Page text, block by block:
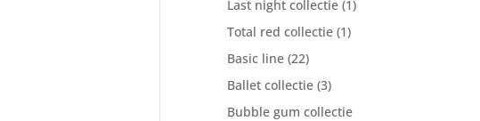
Last night collectie (1)
Total red collectie (1)
Basic line (22)
Ballet collectie (3)
Bubble gum collectie